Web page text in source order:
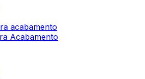
acabamento
Acabamento